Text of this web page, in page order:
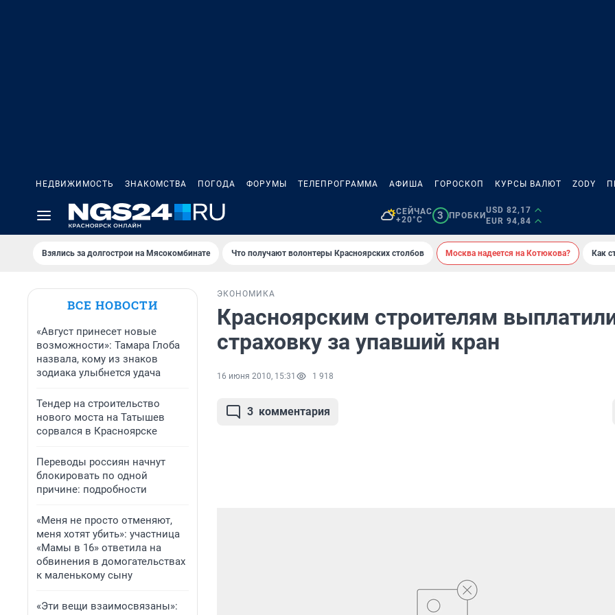
НЕДВИЖИМОСТЬ ЗНАКОМСТВА ПОГОДА ФОРУМЫ ТЕЛЕПРОГРАММА АФИША ГОРОСКОП КУРСЫ ВАЛЮТ ZODY
СЕЙЧАС
+20°C
3 ПРОБКИ
USD 82,17
EUR 94,84
Взялись за долгострои на Мясокомбинате Что получают волонтеры Красноярских столбов Москва надеется на Котюкова? Как
ВСЕ НОВОСТИ
«Август принесет новые
возможности»: Тамара Глоба
назвала, кому из знаков
зодиака улыбнется удача
Тендер на строительство
нового моста на Татышев
сорвался в Красноярске
Переводы россиян начнут
блокировать по одной
причине: подробности
«Меня не просто отменяют,
меня хотят убить»: участница
«Мамы в 16» ответила на
обвинения в домогательствах
к маленькому сыну
«Эти вещи взаимосвязаны»:
ЭКОНОМИКА
Красноярским строителям
страховку за упавший кран
16 июня 2010, 15:31 1 918
3 комментария